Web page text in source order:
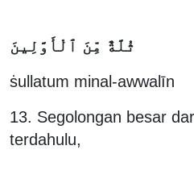
ṡullatum minal-awwalīn
13. Segolongan besar
terdahulu,